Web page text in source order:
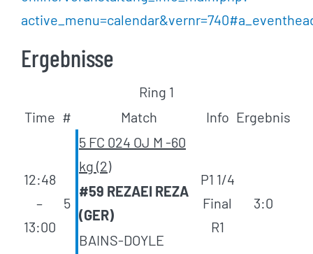
Ergebnisse
Ring 1
Time # Match Info Ergebnis
12:48
–
13:00
5
5 FC 024 OJ M -60
kg (2)
P1 1/4
Final
R1
#59 REZAEI REZA
(GER)
3:0
BAINS-DOYLE